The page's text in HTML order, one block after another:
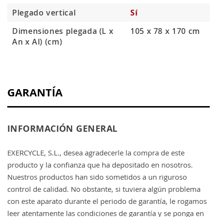
Plegado vertical
Sí
Dimensiones plegada (L x
An x Al) (cm)
105 x 78 x 170 cm
GARANTÍA
INFORMACIÓN GENERAL
EXERCYCLE, S.L., desea agradecerle la compra de este
producto y la confianza que ha depositado en nosotros.
Nuestros productos han sido sometidos a un riguroso
control de calidad. No obstante, si tuviera algún problema
con este aparato durante el periodo de garantía, le rogamos
leer atentamente las condiciones de garantía y se ponga en